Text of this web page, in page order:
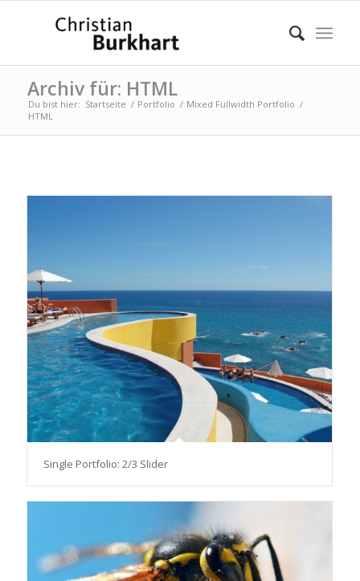
Archiv für: HTML
Du bist hier: Startseite / Portfolio / Mixed Fullwidth Portfolio /
HTML
Single Portfolio: 2/3 Slider